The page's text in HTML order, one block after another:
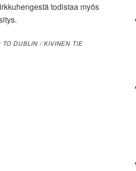
todistaa myös
TO DUBLIN / KIVINEN TIE